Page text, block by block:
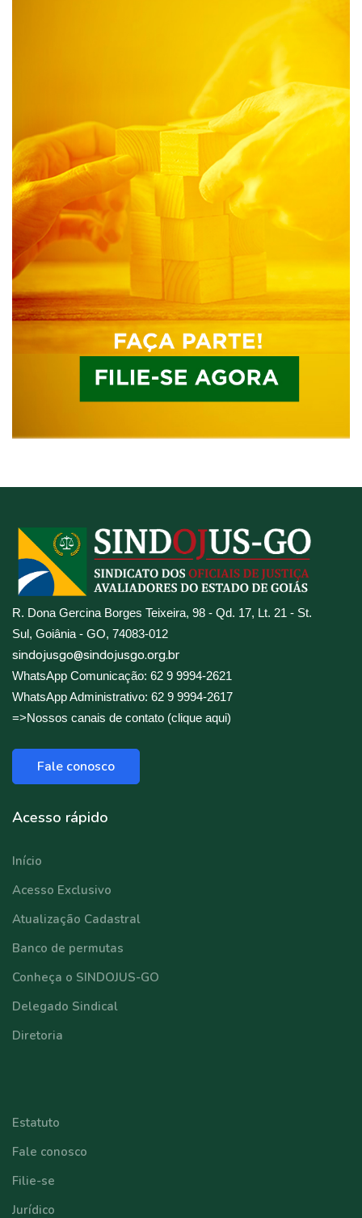
R. Dona Gercina Borges Teixeira, 98 - Qd. 17, Lt. 21 - St.
Sul, Goiânia - GO, 74083-012
sindojusgo@sindojusgo.org.br
WhatsApp Comunicação: 62 9 9994-2621
WhatsApp Administrativo: 62 9 9994-2617
=>Nossos canais de contato (clique aqui)
Fale conosco
Acesso rápido
Início
Acesso Exclusivo
Atualização Cadastral
Banco de permutas
Conheça o SINDOJUS-GO
Delegado Sindical
Diretoria
Estatuto
Fale conosco
Filie-se
Jurídico